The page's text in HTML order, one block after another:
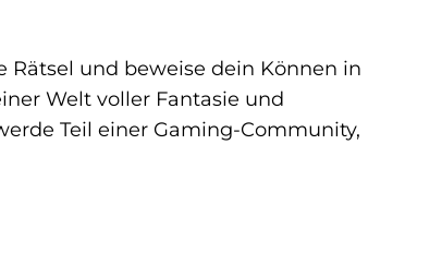
Rätsel und beweise dein Können in
Welt voller Fantasie und
Teil einer Gaming-Community,